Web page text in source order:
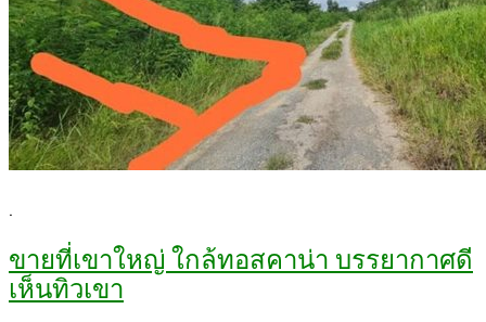
.
ขายที่เขาใหญ่ ใกล้ทอสคาน่า บรรยากาศดี
เห็นทิวเขา